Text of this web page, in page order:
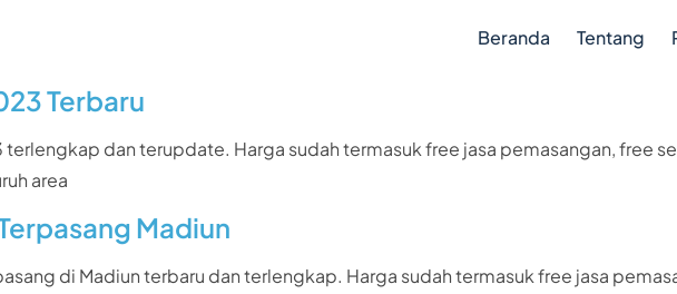
Beranda Tentang
Terbaru
dan terupdate. Harga sudah termasuk free jasa pemasangan, free
area
Madiun
di Madiun terbaru dan terlengkap. Harga sudah termasuk free jasa